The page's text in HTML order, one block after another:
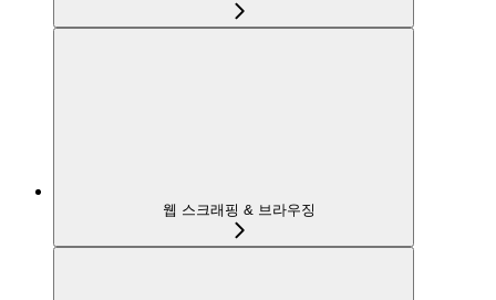
웹 스크래핑 & 브라우징